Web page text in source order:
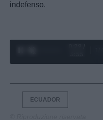
indefenso.
0:30 /
ECUADOR